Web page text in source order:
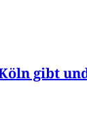
gibt